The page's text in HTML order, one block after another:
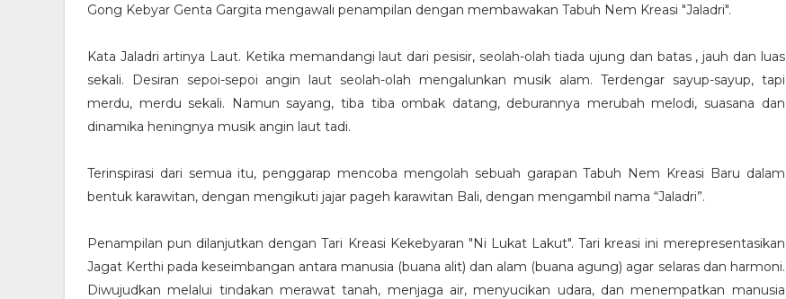
Gong Kebyar Genta Gargita mengawali penampilan dengan membawakan Tabuh Nem Kreasi "Jaladri".
Kata Jaladri artinya Laut. Ketika memandangi laut dari pesisir, seolah-olah tiada ujung dan batas , jauh dan luas
sekali. Desiran sepoi-sepoi angin laut seolah-olah mengalunkan musik alam. Terdengar sayup-sayup, tapi
merdu, merdu sekali. Namun sayang, tiba tiba ombak datang, deburannya merubah melodi, suasana dan
dinamika heningnya musik angin laut tadi.
Terinspirasi dari semua itu, penggarap mencoba mengolah sebuah garapan Tabuh Nem Kreasi Baru dalam
bentuk karawitan, dengan mengikuti jajar pageh karawitan Bali, dengan mengambil nama “Jaladri”.
Penampilan pun dilanjutkan dengan Tari Kreasi Kekebyaran "Ni Lukat Lakut". Tari kreasi ini merepresentasikan
Jagat Kerthi pada keseimbangan antara manusia (buana alit) dan alam (buana agung) agar selaras dan harmoni.
Diwujudkan melalui tindakan merawat tanah, menjaga air, menyucikan udara, dan menempatkan manusia